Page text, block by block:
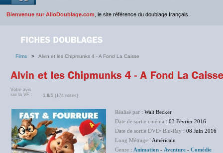
Bienvenue sur AlloDoublage.com , le site référence du doublage français.
Films > Alvin et les Chipmunks 4 - A Fond La Caisse
Votre avis
sur la VF :
1.8/5 (174 notes)
Réalisé par : Walt Becker
Date de sortie cinéma : 03 Février 2016
Date de sortie DVD/ Blu-Ray : 08 Juin 2016
Long Métrage : Américain
Genre : Animation - Aventure - Comédie